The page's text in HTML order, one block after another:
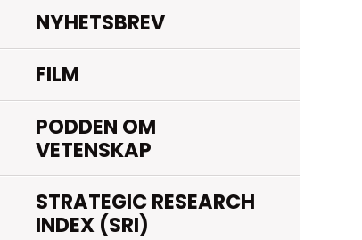
NYHETSBREV
FILM
PODDEN OM
VETENSKAP
STRATEGIC RESEARCH
INDEX (SRI)